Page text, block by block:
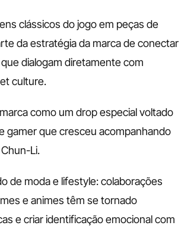
clássicos do jogo em peças de
da estratégia da marca de conectar
dialogam diretamente com
culture.
como um drop especial voltado
gamer que cresceu acompanhando
Li.
de moda e lifestyle: colaborações
e animes têm se tornado
e criar identificação emocional com